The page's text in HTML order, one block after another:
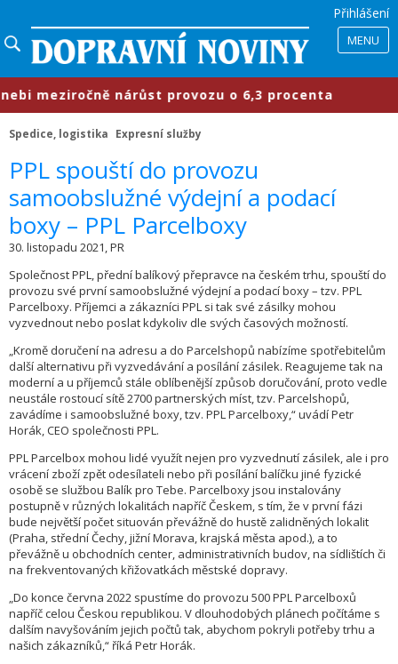
Přihlášení
MENU
nárůst provozu o 6,3 procenta
Spedice, logistika Expresní služby
​PPL spouští do provozu
samoobslužné výdejní a podací
boxy – PPL Parcelboxy
30. listopadu 2021, PR
Společnost PPL, přední balíkový přepravce na českém trhu, spouští do
provozu své první samoobslužné výdejní a podací boxy – tzv. PPL
Parcelboxy. Příjemci a zákazníci PPL si tak své zásilky mohou
vyzvednout nebo poslat kdykoliv dle svých časových možností.
„Kromě doručení na adresu a do Parcelshopů nabízíme spotřebitelům
další alternativu při vyzvedávání a posílání zásilek. Reagujeme tak na
moderní a u příjemců stále oblíbenější způsob doručování, proto vedle
neustále rostoucí sítě 2700 partnerských míst, tzv. Parcelshopů,
zavádíme i samoobslužné boxy, tzv. PPL Parcelboxy,“ uvádí Petr
Horák, CEO společnosti PPL.
PPL Parcelbox mohou lidé využít nejen pro vyzvednutí zásilek, ale i pro
vrácení zboží zpět odesílateli nebo při posílání balíčku jiné fyzické
osobě se službou Balík pro Tebe. Parcelboxy jsou instalovány
postupně v různých lokalitách napříč Českem, s tím, že v první fázi
bude největší počet situován převážně do hustě zalidněných lokalit
(Praha, střední Čechy, jižní Morava, krajská města apod.), a to
převážně u obchodních center, administrativních budov, na sídlištích či
na frekventovaných křižovatkách městské dopravy.
„Do konce června 2022 spustíme do provozu 500 PPL Parcelboxů
napříč celou Českou republikou. V dlouhodobých plánech počítáme s
dalším navyšováním jejich počtů tak, abychom pokryli potřeby trhu a
našich zákazníků,“ říká Petr Horák.